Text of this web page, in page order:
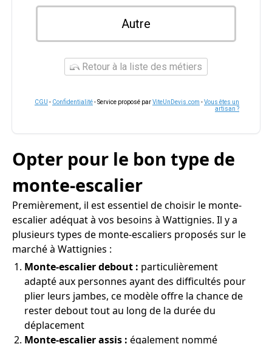
Autre
Retour à la liste des métiers
CGU - Confidentialité- Service proposé parViteUnDevis.com -Vous êtes un
artisan ?
Opter pour le bon type de
monte-escalier
Premièrement, il est essentiel de choisir le monte-
escalier adéquat à vos besoins à Wattignies. Il y a
plusieurs types de monte-escaliers proposés sur le
marché à Wattignies :
Monte-escalier debout : particulièrement
adapté aux personnes ayant des difficultés pour
plier leurs jambes, ce modèle offre la chance de
rester debout tout au long de la durée du
déplacement
Monte-escalier assis : également nommé